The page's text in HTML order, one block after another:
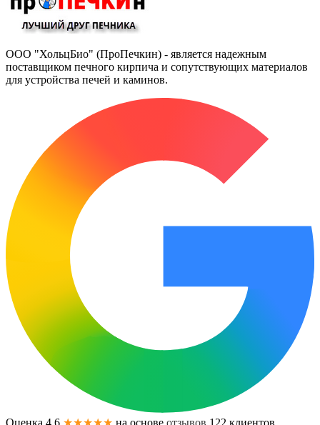
ООО "ХольцБио" (ПроПечкин) - является надежным
поставщиком печного кирпича и сопутствующих материалов
для устройства печей и каминов.
Оценка 4.6 ★★★★★ на основе отзывов 122 клиентов.